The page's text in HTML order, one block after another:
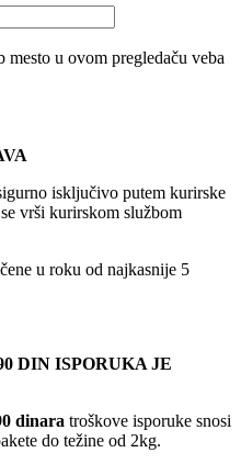
mesto u ovom pregledaču veba
isključivo putem kurirske
vrši kurirskom službom
u roku od najkasnije 5
DIN ISPORUKA JE
dinara troškove isporuke snosi
do težine od 2kg.